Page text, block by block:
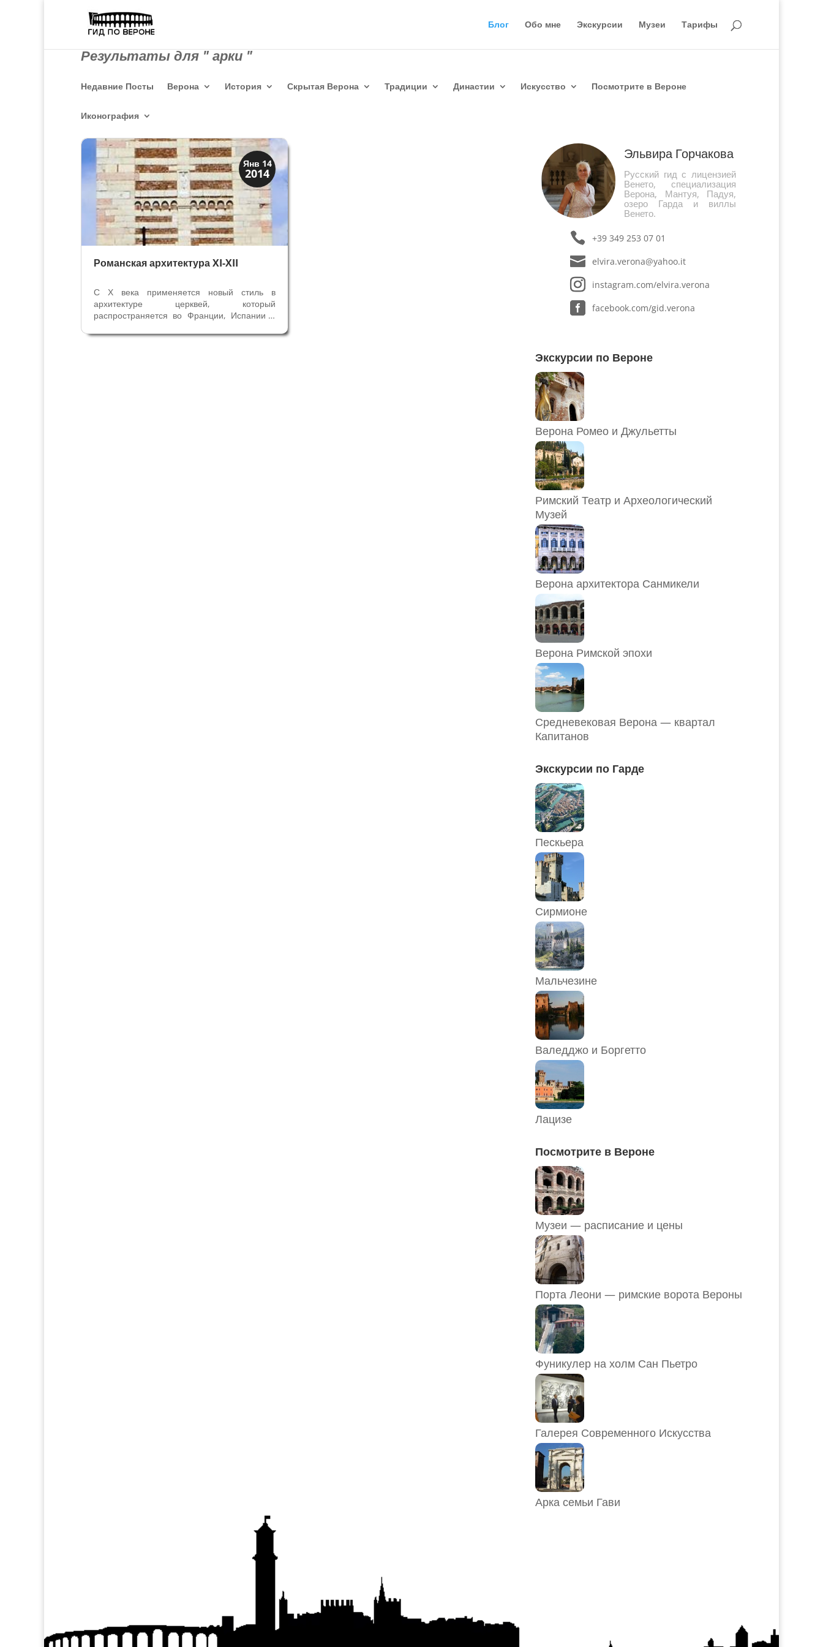
Блог Обо мне Экскурсии Музеи Тарифы
Результаты для " арки "
Недавние Посты Верона История Скрытая Верона Традиции Династии Искусство Посмотрите в Вероне
Иконография
Янв 14
2014
Архитектура
Искусство
Романская архитектура XI-XII
С Х века применяется новый стиль в
архитектуре церквей, который
распространяется во Франции, Испании и
религиозные здания Вероны и провинции
Эльвира Горчакова
Русский гид с лицензией
Венето, специализация
Верона, Мантуя, Падуя,
озеро Гарда и виллы
Венето.
+39 349 253 07 01
elvira.verona@yahoo.it
instagram.com/elvira.verona
facebook.com/gid.verona
Экскурсии по Вероне
Верона Ромео и Джульетты
Римский Театр и Археологический
Музей
Верона архитектора Санмикели
Верона Римской эпохи
Средневековая Верона — квартал
Капитанов
Экскурсии по Гарде
Пескьера
Сирмионе
Мальчезине
Валедджо и Боргетто
Лацизе
Посмотрите в Вероне
Музеи — расписание и цены
Порта Леони — римские ворота Вероны
Фуникулер на холм Сан Пьетро
Галерея Современного Искусства
Арка семьи Гави